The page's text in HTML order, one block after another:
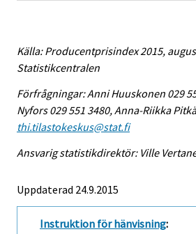
Källa: Producentprisindex 2015,
Statistikcentralen
Förfrågningar: Anni Huuskonen 029
Nyfors 029 551 3480, Anna-Riikka
thi.tilastokeskus@stat.fi
Ansvarig statistikdirektör: Ville
Uppdaterad 24.9.2015
Instruktion för hänvisning: